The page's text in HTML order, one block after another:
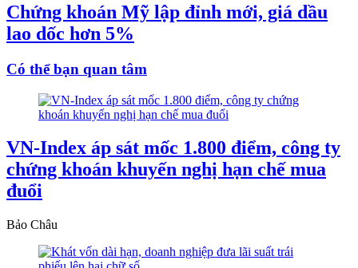
Chứng khoán Mỹ lập đỉnh mới, giá dầu
lao dốc hơn 5%
Có thể bạn quan tâm
VN-Index áp sát mốc 1.800 điểm, công ty
chứng khoán khuyến nghị hạn chế mua
đuổi
Bảo Châu